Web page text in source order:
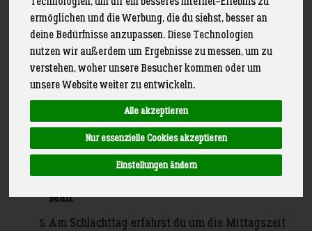
ermöglichen und die Werbung, die du siehst, besser an
deine Bedürfnisse anzupassen. Diese Technologien
nutzen wir außerdem um Ergebnisse zu messen, um zu
verstehen, woher unsere Besucher kommen oder um
unsere Website weiter zu entwickeln.
Alle akzeptieren
Nur essenzielle Cookies akzeptieren
Einstellungen ändern
So funktioniert’s:
Fleisch online vorbestellen– einfach im Shop
deine Wunschstücke auswählen
Du bekommst eineBestellbestätigung per Mail
Wir planen die Schlachtung– basierend auf
allen Vorbestellungen
Kurz vor der Schlachtung bekommst du eine
Zusammenfassung deiner Vorbestellung per
Mail.
Am Schlachttag erfährst du um die Mittagszeit